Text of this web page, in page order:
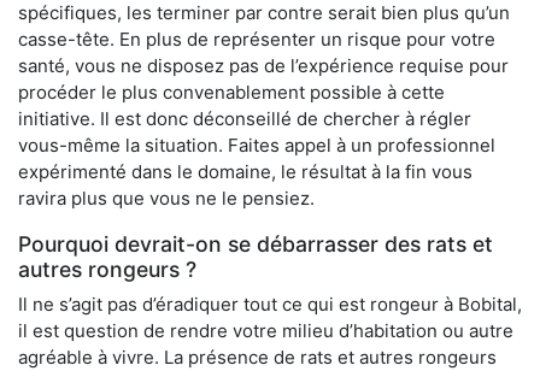
spécifiques, les terminer par contre serait bien plus qu’un
casse-tête. En plus de représenter un risque pour votre
santé, vous ne disposez pas de l’expérience requise pour
procéder le plus convenablement possible à cette
initiative. Il est donc déconseillé de chercher à régler
vous-même la situation. Faites appel à un professionnel
expérimenté dans le domaine, le résultat à la fin vous
ravira plus que vous ne le pensiez.
Pourquoi devrait-on se débarrasser des rats et
autres rongeurs ?
Il ne s’agit pas d’éradiquer tout ce qui est rongeur à Bobital,
il est question de rendre votre milieu d’habitation ou autre
agréable à vivre. La présence de rats et autres rongeurs